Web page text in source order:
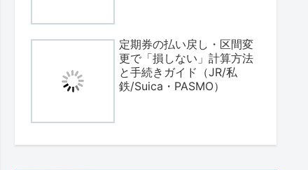
定期券の払い戻し・区間変
更で「損しない」計算方法
と手続きガイド（JR/私
鉄/Suica・PASMO）